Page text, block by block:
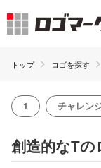
トップ ロゴを探す
1 チャレン
創造的なTの